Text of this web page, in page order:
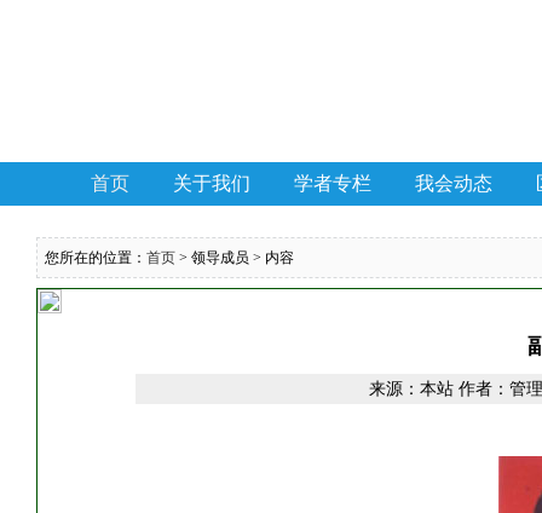
首页 关于我们 学者专栏 我会动态
您所在的位置： 首页 > 领导成员 > 内容
来源：本站 作者：管